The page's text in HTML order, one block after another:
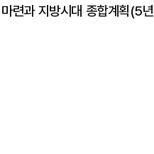
련과 지방시대 종합계획(5년